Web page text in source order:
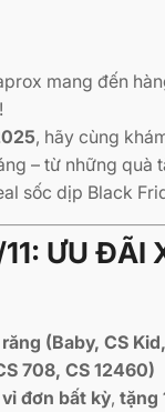
mang đến
, hãy cùng
– từ những quà
sốc dịp Black
ƯU ĐÃI
(Baby, CS
708, CS 12460)
đơn bất kỳ, tặng